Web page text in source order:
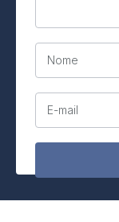
Nome
E-mail